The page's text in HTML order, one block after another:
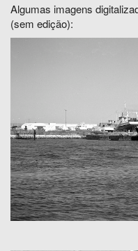
Algumas imagens
(sem edição):